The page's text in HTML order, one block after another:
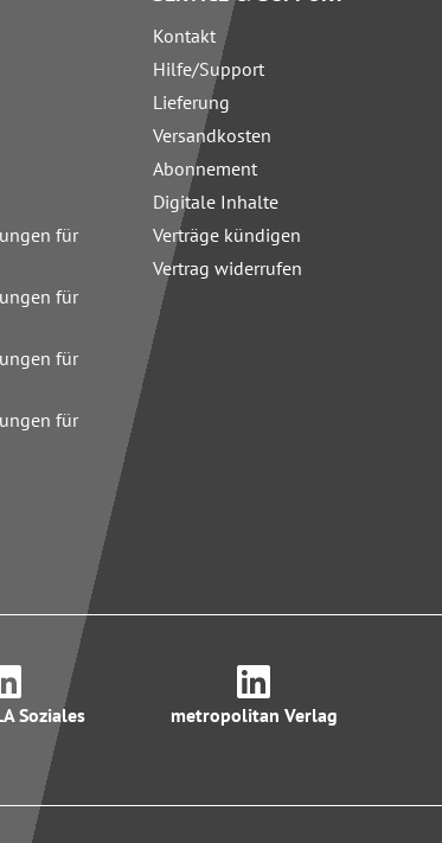
für
für
für
für
Kontakt
Hilfe/Support
Lieferung
Versandkosten
Abonnement
Digitale Inhalte
Verträge kündigen
Vertrag widerrufen
Soziales metropolitan Verlag